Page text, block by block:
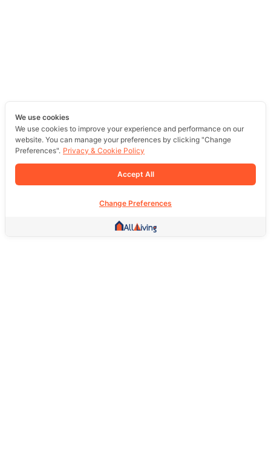
We use cookies
We use cookies to improve your experience and performance on our
website. You can manage your preferences by clicking "Change
Preferences". Privacy & Cookie Policy
Accept All
Change Preferences